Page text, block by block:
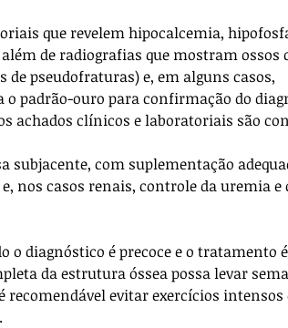
que revelem hipocalcemia,
de radiografias que mostram ossos
de pseudofraturas) e, em alguns casos,
o padrão-ouro para confirmação do
achados clínicos e laboratoriais são
subjacente, com suplementação
nos casos renais, controle da uremia e
o diagnóstico é precoce e o tratamento
da estrutura óssea possa levar
recomendável evitar exercícios